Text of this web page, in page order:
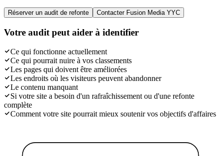
Réserver un audit de refonte Contacter Fusion Media YYC
Votre audit peut aider à identifier
Ce qui fonctionne actuellement
Ce qui pourrait nuire à vos classements
Les pages qui doivent être améliorées
Les endroits où les visiteurs peuvent abandonner
Le contenu manquant
Si votre site a besoin d'un rafraîchissement ou d'une refonte
complète
Comment votre site pourrait mieux soutenir vos objectifs d'affaires